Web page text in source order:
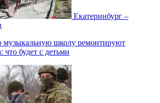
Екатеринбург –
музыкальную школу ремонтируют
что будет с детьми